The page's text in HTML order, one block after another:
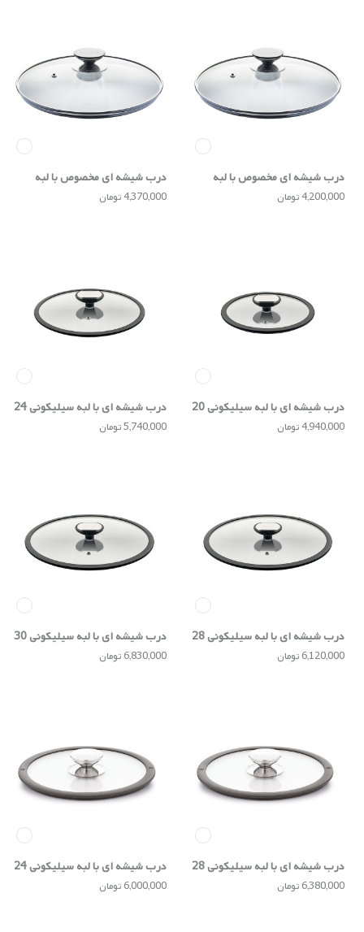
درب شیشه ای مخصوص با لبه
استیل ضد زنگ 28 سانتی
4,200,000 تومان
درب شیشه ای مخصوص با لبه
استیل ضد زنگ 32 سانتی
4,370,000 تومان
درب شیشه ای با لبه سیلیکونی 20
سانتی
4,940,000 تومان
درب شیشه ای با لبه سیلیکونی 24
سانتی
5,740,000 تومان
درب شیشه ای با لبه سیلیکونی 28
سانتی
6,120,000 تومان
درب شیشه ای با لبه سیلیکونی 30
سانتی
6,830,000 تومان
درب شیشه ای با لبه سیلیکونی 28
سانتی
6,380,000 تومان
درب شیشه ای با لبه سیلیکونی 24
سانتی
6,000,000 تومان